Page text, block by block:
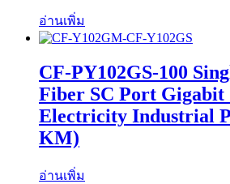
อ่านเพิ่ม
CF-PY102GS-100
Fiber SC Port Gigabit
Electricity Industrial
KM)
อ่านเพิ่ม